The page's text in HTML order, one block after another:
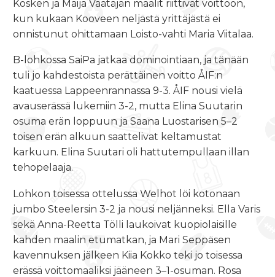
Kosken ja Maija Väätäjän maalit riittivät voittoon,
kun kukaan Kooveen neljästä yrittäjästä ei
onnistunut ohittamaan Loisto-vahti Maria Viitalaa.
B-lohkossa SaiPa jatkaa dominointiaan, ja tänään
tuli jo kahdestoista perättäinen voitto ÅIF:n
kaatuessa Lappeenrannassa 9-3. ÅIF nousi vielä
avauserässä lukemiin 3-2, mutta Elina Suutarin
osuma erän loppuun ja Saana Luostarisen 5–2
toisen erän alkuun saattelivat keltamustat
karkuun. Elina Suutari oli hattutempullaan illan
tehopelaaja.
Lohkon toisessa ottelussa Welhot löi kotonaan
jumbo Steelersin 3-2 ja nousi neljänneksi. Ella Varis
sekä Anna-Reetta Tölli laukoivat kuopiolaisille
kahden maalin etumatkan, ja Mari Seppäsen
kavennuksen jälkeen Kiia Kokko teki jo toisessa
erässä voittomaaliksi jääneen 3–1-osuman. Rosa